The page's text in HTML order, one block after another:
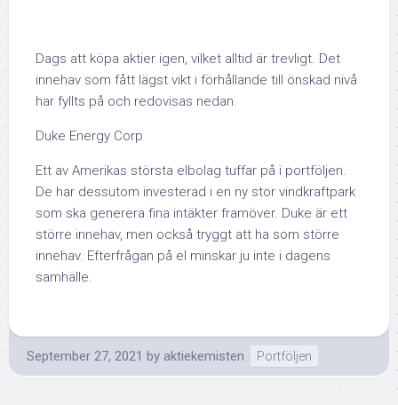
Dags att köpa aktier igen, vilket alltid är trevligt. Det
innehav som fått lägst vikt i förhållande till önskad nivå
har fyllts på och redovisas nedan.
Duke Energy Corp
Ett av Amerikas största elbolag tuffar på i portföljen.
De har dessutom investerad i en ny stor vindkraftpark
som ska generera fina intäkter framöver. Duke är ett
större innehav, men också tryggt att ha som större
innehav. Efterfrågan på el minskar ju inte i dagens
samhälle.
September 27, 2021 by aktiekemisten Portföljen